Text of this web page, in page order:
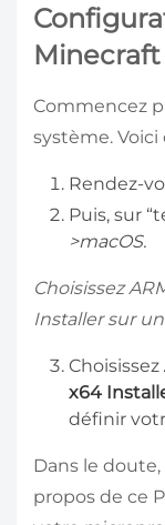
Commencez
système.
Rendez-
Puis, sur
>macOS.
Choisissez
Installer sur
Choisissez
x64
définir
Dans le doute,
propos de ce